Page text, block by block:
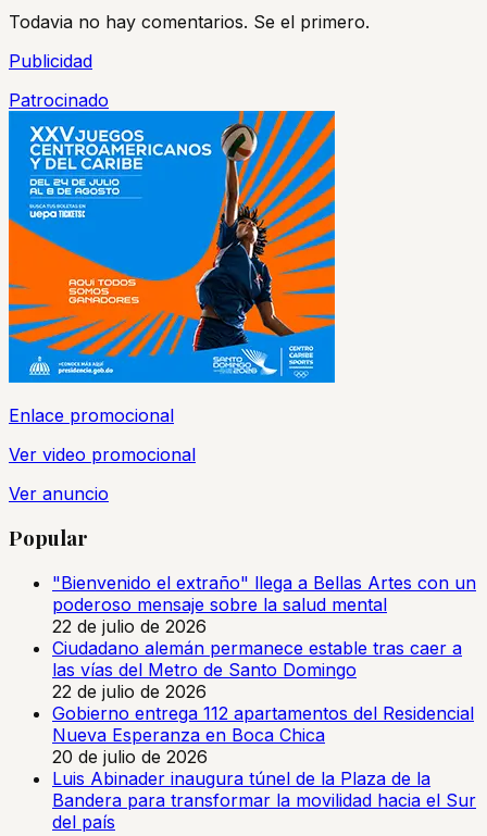
Todavia no hay comentarios. Se el primero.
Publicidad
Patrocinado
Enlace promocional
Ver video promocional
Ver anuncio
Popular
"Bienvenido el extraño" llega a Bellas Artes con un
poderoso mensaje sobre la salud mental
22 de julio de 2026
Ciudadano alemán permanece estable tras caer a
las vías del Metro de Santo Domingo
22 de julio de 2026
Gobierno entrega 112 apartamentos del Residencial
Nueva Esperanza en Boca Chica
20 de julio de 2026
Luis Abinader inaugura túnel de la Plaza de la
Bandera para transformar la movilidad hacia el Sur
del país